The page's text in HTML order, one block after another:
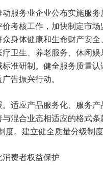
服务业企业公布实施服
考核工作，加快制定市
身体健康和生命财产安
卫生、养老服务、休闲
准研制。健全服务质量
告振兴行动。
适应产品服务化、服务
混合业态相适应的格式
度。建立健全质量分级制
费者权益保护